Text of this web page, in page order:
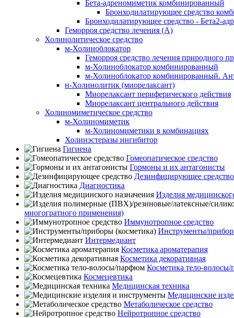
Бета-адреномиметик комбинированный
Бронходилатирующее средство
Бронходилатирующее средство - Бета2-
Геморроя средство лечения (А)
Холинолитическое средство
м-Холиноблокатор
Геморроя средство лечения природного
м-Холиноблокатор комбинированный
м-Холиноблокатор комбинированный.
н-Холинолитик (миорелаксант)
Миорелаксант периферического действия
Миорелаксант центрального действия
Холиномиметическое средство
м-Холиномиметик
м-Холиномиметики в комбинациях
Холинэстеразы ингибитор
Гигиена
Гомеопатическое средство
Гормоны и их антагонисты
Дезинфицирующее средство
Диагностика
Изделия
многогратного применения)
Иммунотропное средство
Инструменты/
Интермедиант
Косметика ароматерапия
Косметика декоративная
Косметика тело-
Космецевтика
Медицинская техника
Медицинские
Метаболическое средство
Нейротропное средство